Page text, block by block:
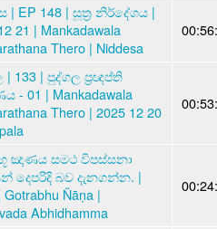
| EP 148 | සූත්‍ර නිර්දේශය |
21 | Mankadawala
Thero | Niddesa
133 | පුද්ගල ප්‍රඥප්ති
- 01 | Mankadawala
Thero | 2025 12 20
ඤාණය සමථ විපස්සනා
දෙපරිදි බව දැනගන්න. |
Gotrabhu Ñāṇa |
Abhidhamma